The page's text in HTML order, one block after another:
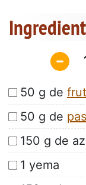
50 g de
50 g de
150 g de
1 yema